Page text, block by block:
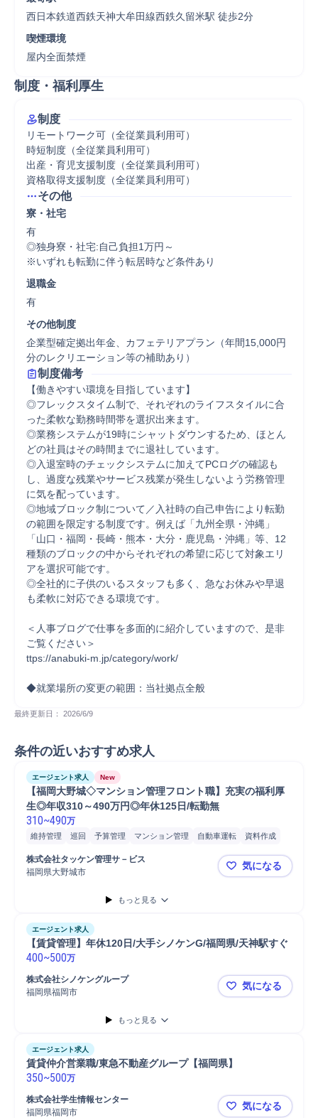
西日本鉄道西鉄天神大牟田線西鉄久留米駅 徒歩2分
喫煙環境
屋内全面禁煙
制度・福利厚生
制度
リモートワーク可（全従業員利用可）
時短制度（全従業員利用可）
出産・育児支援制度（全従業員利用可）
資格取得支援制度（全従業員利用可）
その他
寮・社宅
有
◎独身寮・社宅:自己負担1万円～
※いずれも転勤に伴う転居時など条件あり
退職金
有
その他制度
企業型確定拠出年金、カフェテリアプラン（年間15,000円
分のレクリエーション等の補助あり）
制度備考
【働きやすい環境を目指しています】
◎フレックスタイム制で、それぞれのライフスタイルに合
った柔軟な勤務時間帯を選択出来ます。
◎業務システムが19時にシャットダウンするため、ほとん
どの社員はその時間までに退社しています。
◎入退室時のチェックシステムに加えてPCログの確認も
し、過度な残業やサービス残業が発生しないよう労務管理
に気を配っています。
◎地域ブロック制について／入社時の自己申告により転勤
の範囲を限定する制度です。例えば「九州全県・沖縄」
「山口・福岡・長崎・熊本・大分・鹿児島・沖縄」等、12
種類のブロックの中からそれぞれの希望に応じて対象エリ
アを選択可能です。
◎全社的に子供のいるスタッフも多く、急なお休みや早退
も柔軟に対応できる環境です。
＜人事ブログで仕事を多面的に紹介していますので、是非
ご覧ください＞
ttps://anabuki-m.jp/category/work/
◆就業場所の変更の範囲：当社拠点全般
最終更新日： 2026/6/9
条件の近いおすすめ求人
エージェント求人 New
【福岡大野城◇マンション管理フロント職】充実の福利厚
生◎年収310～490万円◎年休125日/転勤無
310~490万
維持管理 巡回 予算管理 マンション管理 自動車運転
資料作成
建物管理
株式会社タッケン管理サ－ビス
福岡県大野城市
【福岡大野
気になる
もっと見る
エージェント求人
【賃貸管理】年休120日/大手シノケンG/福岡県/天神駅すぐ
400~500万
株式会社シノケングループ
福岡県福岡市
【賃貸管理
気になる
もっと見る
エージェント求人
賃貸仲介営業職/東急不動産グループ【福岡県】
350~500万
株式会社学生情報センター
福岡県福岡市
賃貸仲介営
気になる